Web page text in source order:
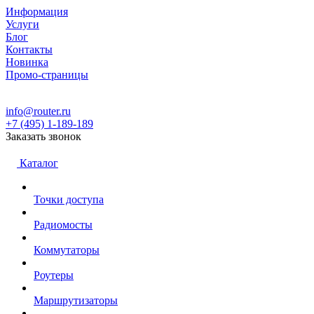
Информация
Услуги
Блог
Контакты
Новинка
Промо-страницы
info@router.ru
+7 (495) 1-189-189
Заказать звонок
Каталог
Точки доступа
Радиомосты
Коммутаторы
Роутеры
Маршрутизаторы